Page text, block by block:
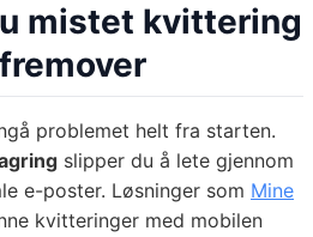
mistet kvittering
problemet helt fra starten.
slipper du å lete gjennom
e-poster. Løsninger som Mine
kvitteringer med mobilen